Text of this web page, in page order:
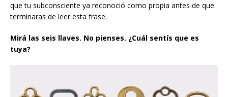
que tu subconsciente ya reconoció como propia antes de que
terminaras de leer esta frase.
Mirá las seis llaves. No pienses. ¿Cuál sentís que es
tuya?